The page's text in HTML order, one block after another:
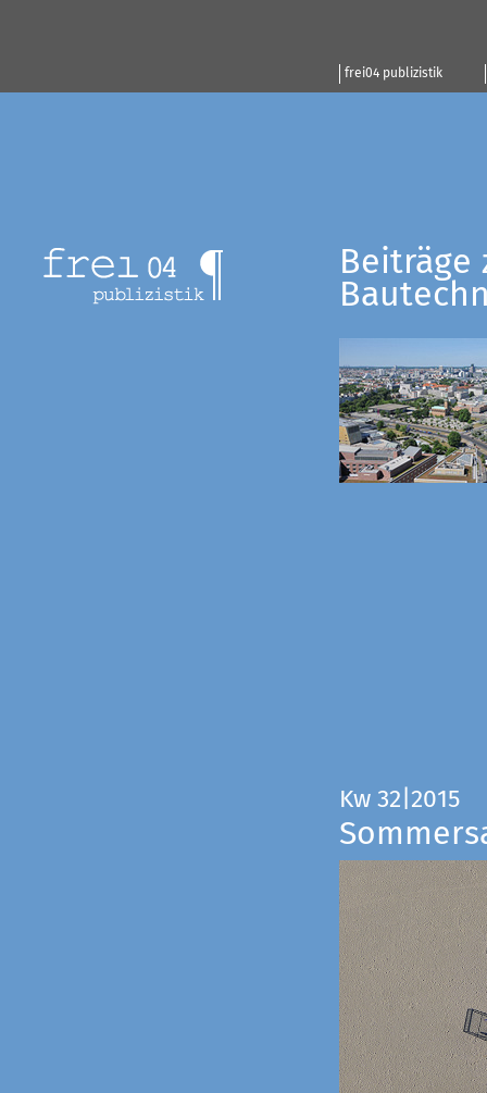
frei04 publizistik
Beiträge
Kw 32|2015